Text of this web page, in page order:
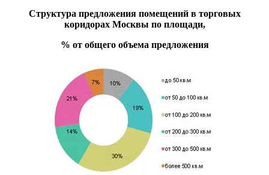
Структура предложения помещений в торговых
коридорах Москвы по площади,
% от общего объема предложения